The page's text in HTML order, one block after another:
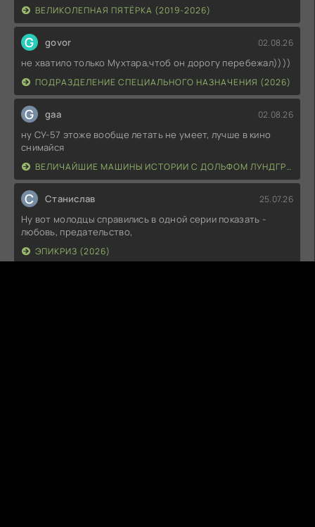
ВЕЛИКОЛЕПНАЯ ПЯТЁРКА (2019-2026)
G govor 02.08.26
не хватило только Мухтара,чтоб он дорогу перебежал))))
ПОДРАЗДЕЛЕНИЕ СПЕЦИАЛЬНОГО НАЗНАЧЕНИЯ (2026)
G gaa 02.08.26
ну СУ-57 этоже вообще летать не умеет, лучше в кино
снимайся
ВЕЛИЧАЙШИЕ МАШИНЫ ИСТОРИИ С ДОЛЬФОМ ЛУНДГРЕНОМ (2026)
С Станислав 25.07.26
Ну вот молодцы справились в одной серии показать -
любовь, предательство,
ЭПИКРИЗ (2026)